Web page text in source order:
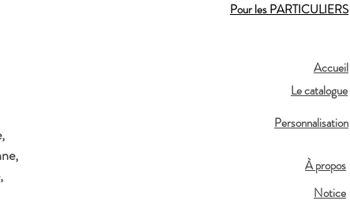
Pour les PARTICULIERS
Accueil
Le catalogue
Personnalisation
À propos
Notice